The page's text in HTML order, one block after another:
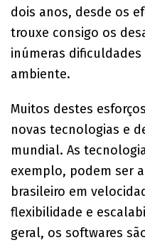
dois anos, desde os
trouxe consigo os
inúmeras
ambiente.
Muitos destes
novas tecnologias e
mundial. As
exemplo, podem ser
brasileiro em
flexibilidade e
geral, os softwares